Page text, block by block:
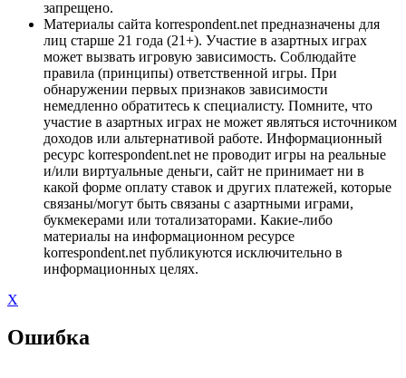
запрещено.
Материалы сайта korrespondent.net предназначены для
лиц старше 21 года (21+). Участие в азартных играх
может вызвать игровую зависимость. Соблюдайте
правила (принципы) ответственной игры. При
обнаружении первых признаков зависимости
немедленно обратитесь к специалисту. Помните, что
участие в азартных играх не может являться источником
доходов или альтернативой работе. Информационный
ресурс korrespondent.net не проводит игры на реальные
и/или виртуальные деньги, сайт не принимает ни в
какой форме оплату ставок и других платежей, которые
связаны/могут быть связаны с азартными играми,
букмекерами или тотализаторами. Какие-либо
материалы на информационном ресурсе
korrespondent.net публикуются исключительно в
информационных целях.
X
Ошибка